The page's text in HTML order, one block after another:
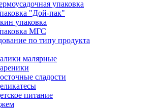
упаковка
"Дой-пак"
упаковка
МГС
по типу продукта
малярные
сладости
питание